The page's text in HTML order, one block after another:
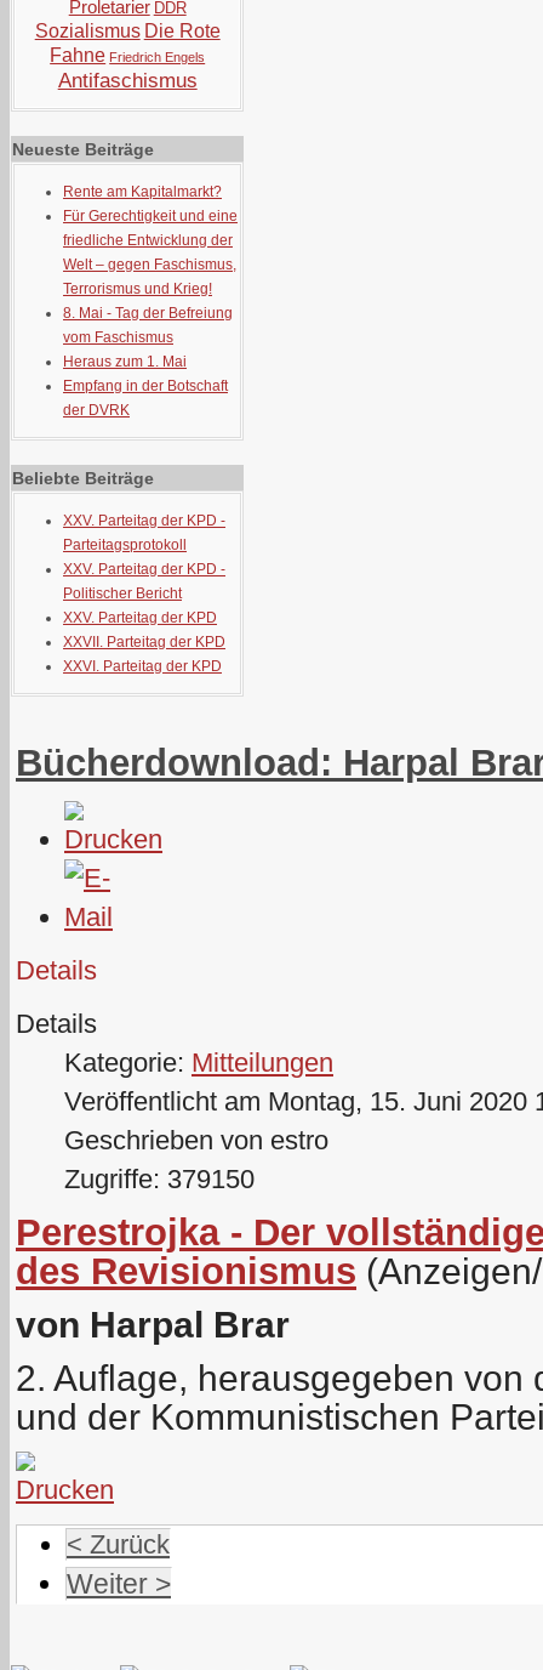
Proletarier DDR
Sozialismus Die Rote
Fahne Friedrich Engels
Antifaschismus
Neueste Beiträge
Rente am Kapitalmarkt?
Für Gerechtigkeit und eine
friedliche Entwicklung der
Welt – gegen Faschismus,
Terrorismus und Krieg!
8. Mai - Tag der Befreiung
vom Faschismus
Heraus zum 1. Mai
Empfang in der Botschaft
der DVRK
Beliebte Beiträge
XXV. Parteitag der KPD -
Parteitagsprotokoll
XXV. Parteitag der KPD -
Politischer Bericht
XXV. Parteitag der KPD
XXVII. Parteitag der KPD
XXVI. Parteitag der KPD
Bücherdownload: Harpal
Details
Details
Kategorie: Mitteilungen
Veröffentlicht am Montag, 15. Juni 2020
Geschrieben von estro
Zugriffe: 379150
Perestrojka - Der
des Revisionismus
von Harpal Brar
2. Auflage, herausgegeben von
und der Kommunistischen
< Zurück
Weiter >